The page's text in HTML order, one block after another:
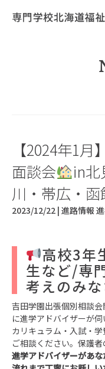
【2024年1
面談会
in北
川・帯広・函
2023/12/22 | 進路情報
高校3年
生など/専
考えのみ
吉田学園出張個別相談
に進学アドバイザーが伺
カリキュラム・入試・
ご相談ください。保護
進学アドバイザーがあ